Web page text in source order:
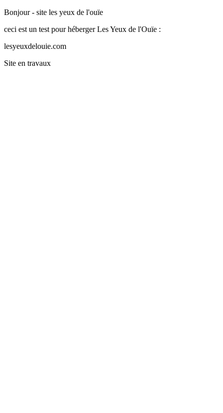
Bonjour - site les yeux de l'ouïe
ceci est un test pour héberger Les Yeux de l'Ouïe :
lesyeuxdelouie.com
Site en travaux